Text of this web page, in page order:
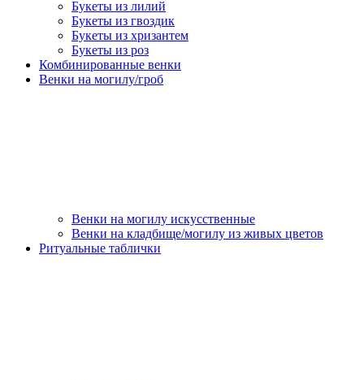
Букеты из лилий
Букеты из гвоздик
Букеты из хризантем
Букеты из роз
Комбинированные венки
Венки на могилу/гроб
Венки на могилу искусственные
Венки на кладбище/могилу из живых цветов
Ритуальные таблички